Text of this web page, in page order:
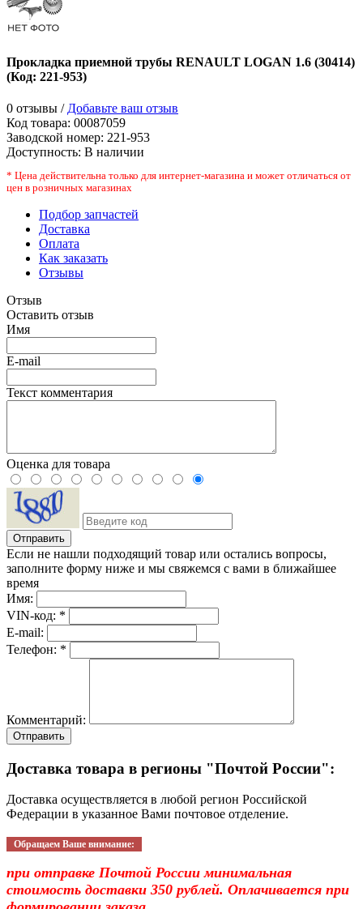
Прокладка приемной трубы RENAULT LOGAN 1.6 (30414)
(Код: 221-953)
0 отзывы / Добавьте ваш отзыв
Код товара: 00087059
Заводской номер: 221-953
Доступность: В наличии
* Цена действительна только для интернет-магазина и может отличаться от
цен в розничных магазинах
Подбор запчастей
Доставка
Оплата
Как заказать
Отзывы
Отзыв
Оставить отзыв
Имя
E-mail
Текст комментария
Оценка для товара
Если не нашли подходящий товар или остались вопросы,
заполните форму ниже и мы свяжемся с вами в ближайшее
время
Имя:
VIN-код: *
E-mail:
Телефон: *
Комментарий:
Отправить
Доставка товара в регионы "Почтой России":
Доставка осуществляется в любой регион Российской
Федерации в указанное Вами почтовое отделение.
Обращаем Ваше внимание:
при отправке Почтой России минимальная
стоимость доставки 350 рублей. Оплачивается при